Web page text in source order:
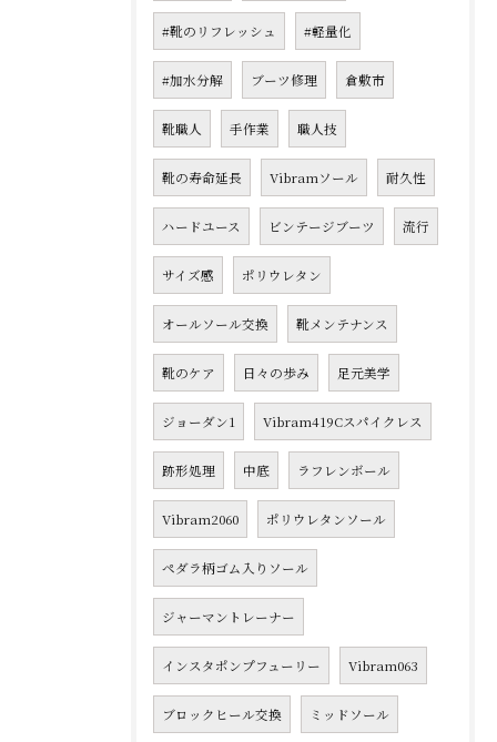
#靴のリフレッシュ #軽量化
#加水分解 ブーツ修理 倉敷市
靴職人 手作業 職人技
靴の寿命延長 Vibramソール 耐久性
ハードユース ビンテージブーツ 流行
サイズ感 ポリウレタン
オールソール交換 靴メンテナンス
靴のケア 日々の歩み 足元美学
ジョーダン1 Vibram419Cスパイクレス
跡形処理 中底 ラフレンボール
Vibram2060 ポリウレタンソール
ペダラ柄ゴム入りソール
ジャーマントレーナー
インスタポンプフューリー Vibram063
ブロックヒール交換 ミッドソール